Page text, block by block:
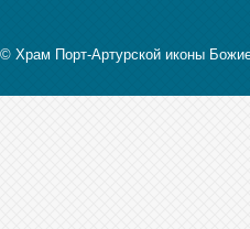
© Храм Порт-Артурской иконы